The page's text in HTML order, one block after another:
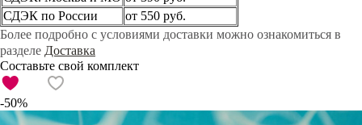
СДЭК по России
от 550 руб.
Более подробно с условиями доставки можно ознакомиться в
разделе Доставка
Составьте свой комплект
-50%